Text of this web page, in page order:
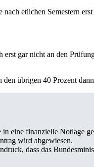
etlichen Semestern
erst gar nicht an den
übrigen 40 Prozent
eine finanzielle Notlage
wird abgewiesen.
dass das